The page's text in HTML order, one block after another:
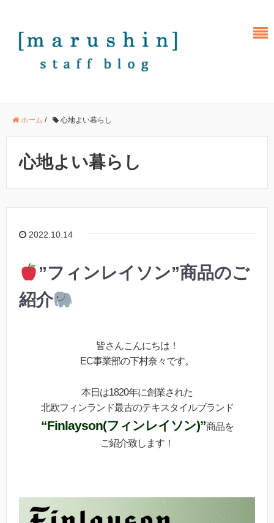
ホーム / 心地よい暮らし
心地よい暮らし
2022.10.14
”フィンレイソン”商品のご
紹介
皆さんこんにちは！
EC事業部の下村奈々です。
本日は1820年に創業された
北欧フィンランド最古のテキスタイルブランド
“Finlayson(フィンレイソン)”商品を
ご紹介致します！